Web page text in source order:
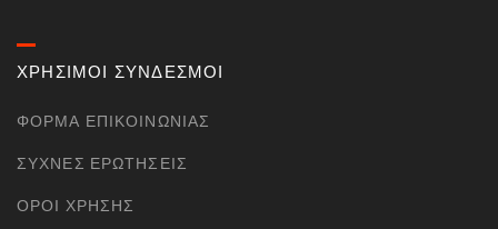
ΧΡΗΣΙΜΟΙ ΣΥΝΔΕΣΜΟΙ
ΦΌΡΜΑ ΕΠΙΚΟΙΝΩΝΊΑΣ
ΣΥΧΝΈΣ ΕΡΩΤΉΣΕΙΣ
ΌΡΟΙ ΧΡΉΣΗΣ